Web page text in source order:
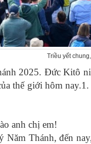
Triều yết
2025. Đức Kitô
thế giới hôm
anh chị em!
Thánh, đến